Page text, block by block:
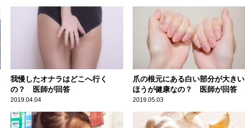
我慢したオナラはどこへ行く
の？ 医師が回答
2019.04.04
爪の根元にある白い部分が大きい
ほうが健康なの？ 医師が回答
2019.05.03